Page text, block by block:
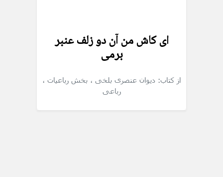
ای کاش من آن دو زلف عنبر
برمی
از کتاب: دیوان عنصری بلخی ، بخش رباعیات ،
رباعی